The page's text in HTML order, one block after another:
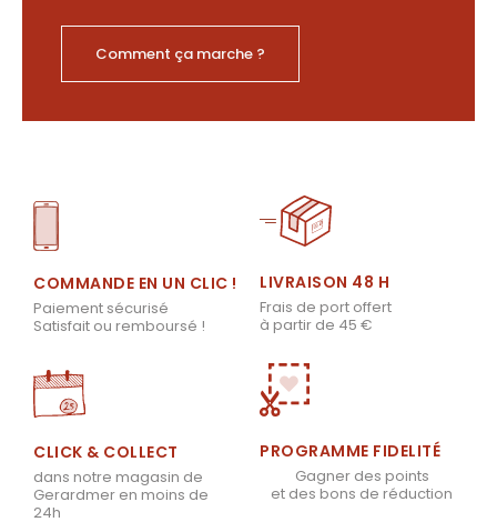
Comment ça marche ?
COMMANDE EN UN CLIC !
Paiement sécurisé
Satisfait ou remboursé !
LIVRAISON 48 H
Frais de port offert
à partir de 45 €
CLICK & COLLECT
dans notre magasin de
Gerardmer en moins de
24h
PROGRAMME FIDELITÉ
Gagner des points
et des bons de réduction